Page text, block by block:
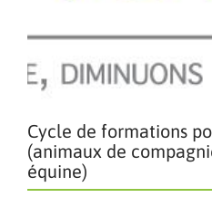
Cycle de formations
(animaux de
équine)